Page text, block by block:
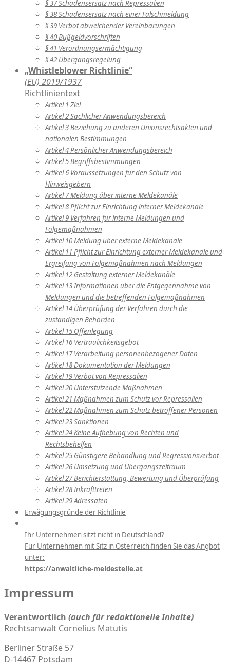
§ 37 Schadensersatz nach Repressalien
§ 38 Schadensersatz nach einer Falschmeldung
§ 39 Verbot abweichender Vereinbarungen
§ 40 Bußgeldvorschriften
§ 41 Verordnungsermächtigung
§ 42 Übergangsregelung
„Whistleblower Richtlinie“
(EU) 2019/1937
Richtlinientext
Artikel 1 Ziel
Artikel 2 Sachlicher Anwendungsbereich
Artikel 3 Beziehung zu anderen Unionsrechtsakten und
nationalen Bestimmungen
Artikel 4 Persönlicher Anwendungsbereich
Artikel 5 Begriffsbestimmungen
Artikel 6 Voraussetzungen für den Schutz von
Hinweisgebern
Artikel 7 Meldung über interne Meldekanäle
Artikel 8 Pflicht zur Einrichtung interner Meldekanäle
Artikel 9 Verfahren für interne Meldungen und
Folgemaßnahmen
Artikel 10 Meldung über externe Meldekanäle
Artikel 11 Pflicht zur Einrichtung externer Meldekanäle und
Ergreifung von Folgemaßnahmen nach Meldungen
Artikel 12 Gestaltung externer Meldekanäle
Artikel 13 Informationen über die Entgegennahme von
Meldungen und die betreffenden Folgemaßnahmen
Artikel 14 Überprüfung der Verfahren durch die
zuständigen Behörden
Artikel 15 Offenlegung
Artikel 16 Vertraulichkeitsgebot
Artikel 17 Verarbeitung personenbezogener Daten
Artikel 18 Dokumentation der Meldungen
Artikel 19 Verbot von Repressalien
Artikel 20 Unterstützende Maßnahmen
Artikel 21 Maßnahmen zum Schutz vor Repressalien
Artikel 22 Maßnahmen zum Schutz betroffener Personen
Artikel 23 Sanktionen
Artikel 24 Keine Aufhebung von Rechten und
Rechtsbehelfen
Artikel 25 Günstigere Behandlung und Regressionsverbot
Artikel 26 Umsetzung und Übergangszeitraum
Artikel 27 Berichterstattung, Bewertung und Überprüfung
Artikel 28 Inkrafttreten
Artikel 29 Adressaten
Erwägungsgründe der Richtlinie
Ihr Unternehmen sitzt nicht in Deutschland?
Für Unternehmen mit Sitz in Österreich finden Sie das Angbot
unter:
https://anwaltliche-meldestelle.at
Impressum
Verantwortlich (auch für redaktionelle Inhalte)
Rechtsanwalt Cornelius Matutis
Berliner Straße 57
D-14467 Potsdam